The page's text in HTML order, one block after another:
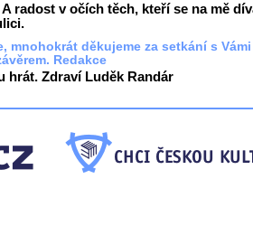
radost v očích těch, kteří se na mě
mnohokrát děkujeme za setkání s
Redakce
hrát. Zdraví Luděk Randár